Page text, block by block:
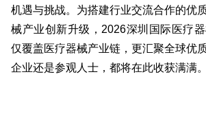
机遇与挑战。为搭建行业交流合作的优
械产业创新升级，2026深圳国际医疗
仅覆盖医疗器械产业链，更汇聚全球优
企业还是参观人士，都将在此收获满满。